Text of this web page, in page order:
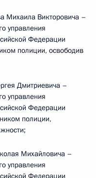
Михаила Викторовича –
управления
Федерации
полиции, освободив
Дмитриевича –
управления
Федерации
полиции,
Михайловича –
управления
Федерации